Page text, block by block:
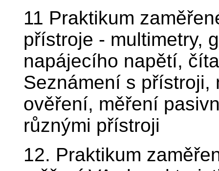
11 Praktikum
přístroje - multimetry,
napájecího napětí,
Seznámení s přístroji,
ověření, měření
různými přístroji
12. Praktikum